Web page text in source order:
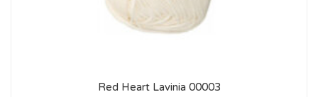
Red Heart Lavinia 00003